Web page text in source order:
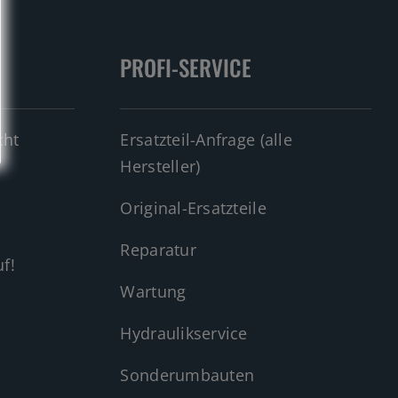
PROFI-SERVICE
Ersatzteil-Anfrage (alle
Hersteller)
Original-Ersatzteile
Reparatur
Wartung
Hydraulikservice
Sonderumbauten